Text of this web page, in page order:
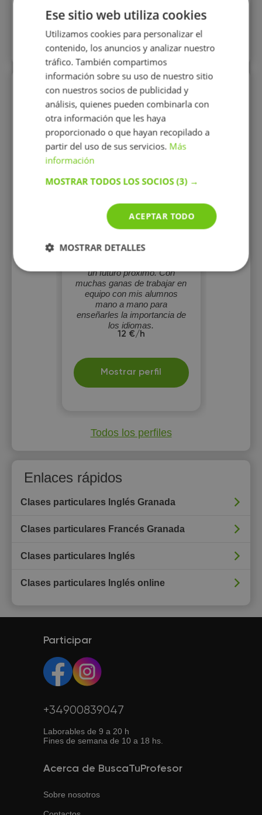
Mostrar perfil
Más perfiles similares
Perfiles vistos
Eloísa Zafra
Cánovas
Apasionada de los idiomas y
Máster de profesorado para
un futuro próximo. Con
muchas ganas de trabajar en
equipo con mis alumnos
mano a mano para
enseñarles la importancia de
los idiomas.
12 €/h
Mostrar perfil
Todos los perfiles
Enlaces rápidos
Clases particulares Inglés Granada
Clases particulares Francés Granada
Clases particulares Inglés
Clases particulares Inglés online
Participar
+34900839047
Laborables de 9 a 20 h
Fines de semana de 10 a 18 hs.
Acerca de BuscaTuProfesor
Sobre nosotros
Ese sitio web utiliza cookies
Utilizamos cookies para personalizar el
contenido, los anuncios y analizar nuestro
tráfico. También compartimos
información sobre su uso de nuestro sitio
con nuestros socios de publicidad y
análisis, quienes pueden combinarla con
otra información que les haya
proporcionado o que hayan recopilado a
partir del uso de sus servicios. Más
información
MOSTRAR TODOS LOS SOCIOS(3) →
ACEPTAR TODO
MOSTRAR DETALLES